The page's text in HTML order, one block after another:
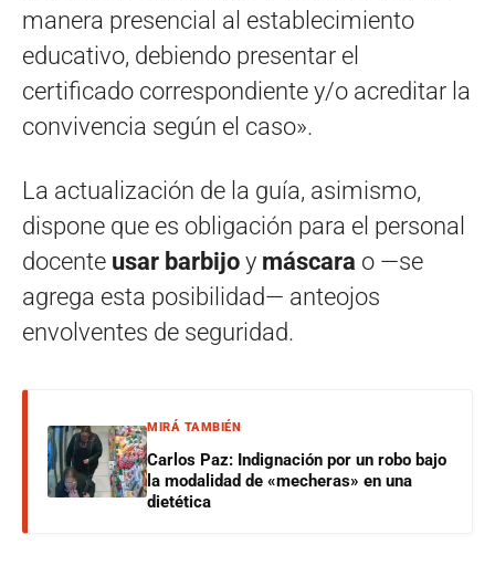
manera presencial al establecimiento
educativo, debiendo presentar el
certificado correspondiente y/o acreditar la
convivencia según el caso».
La actualización de la guía, asimismo,
dispone que es obligación para el personal
docente usar barbijo y máscara o —se
agrega esta posibilidad— anteojos
envolventes de seguridad.
MIRÁ TAMBIÉN
Carlos Paz: Indignación por un robo bajo
la modalidad de «mecheras» en una
dietética